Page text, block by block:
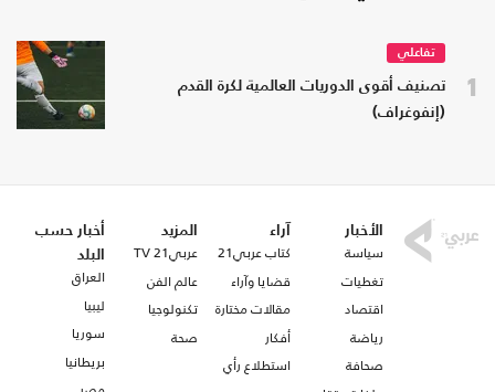
1
تفاعلي
تصنيف أقوى الدوريات العالمية لكرة القدم
(إنفوغراف)
الأخبار
سياسة
تغطيات
اقتصاد
رياضة
صحافة
آراء
كتاب عربي21
قضايا وآراء
مقالات مختارة
أفكار
استطلاع رأي
المزيد
عربي21 TV
عالم الفن
تكنولوجيا
صحة
أخبار حسب
البلد
العراق
ليبيا
سوريا
بريطانيا